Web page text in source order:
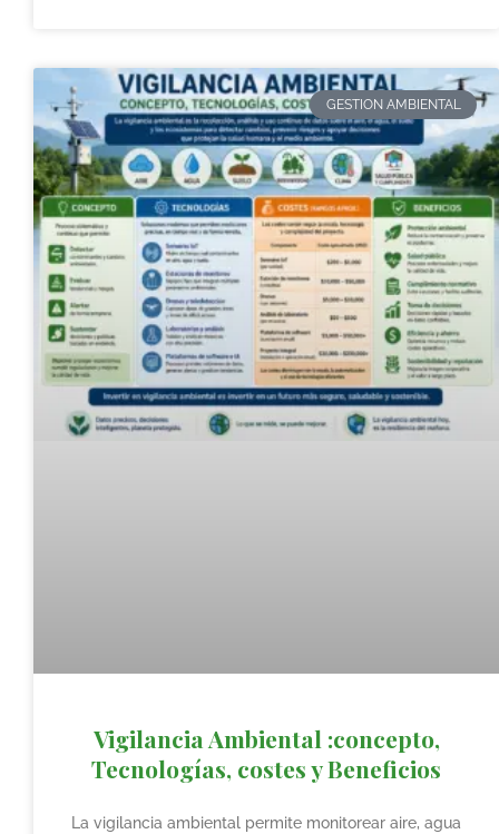
GESTION AMBIENTAL
Vigilancia Ambiental :concepto,
Tecnologías, costes y Beneficios
La vigilancia ambiental permite monitorear aire, agua